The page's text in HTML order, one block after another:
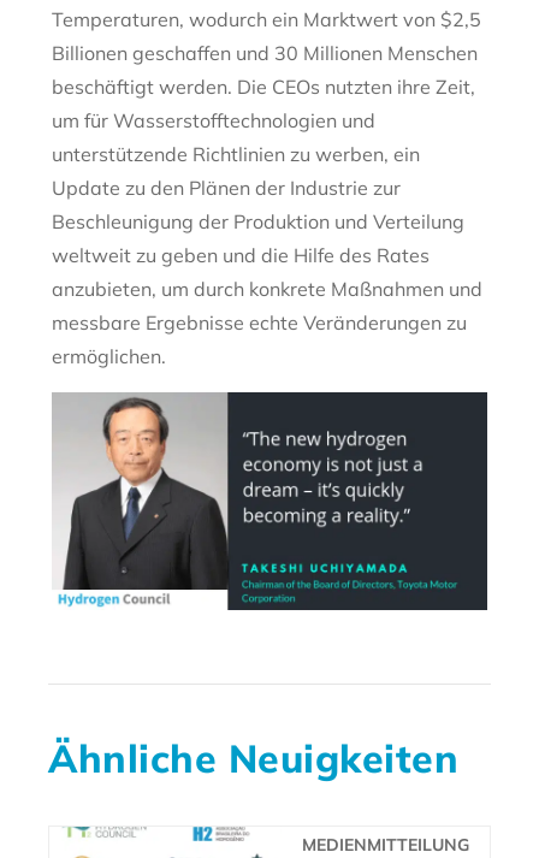
Temperaturen, wodurch ein Marktwert von $2,5
Billionen geschaffen und 30 Millionen Menschen
beschäftigt werden. Die CEOs nutzten ihre Zeit,
um für Wasserstofftechnologien und
unterstützende Richtlinien zu werben, ein
Update zu den Plänen der Industrie zur
Beschleunigung der Produktion und Verteilung
weltweit zu geben und die Hilfe des Rates
anzubieten, um durch konkrete Maßnahmen und
messbare Ergebnisse echte Veränderungen zu
ermöglichen.
Ähnliche Neuigkeiten
MEDIENMITTEILUNG